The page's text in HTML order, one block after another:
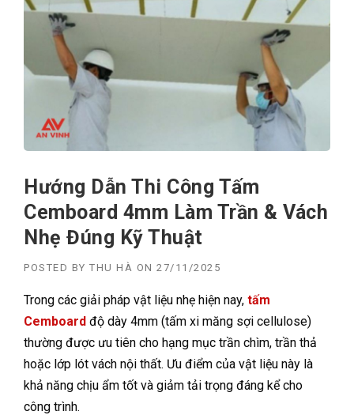
Hướng Dẫn Thi Công Tấm
Cemboard 4mm Làm Trần & Vách
Nhẹ Đúng Kỹ Thuật
POSTED BY THU HÀ ON 27/11/2025
Trong các giải pháp vật liệu nhẹ hiện nay, tấm
Cemboard độ dày 4mm (tấm xi măng sợi cellulose)
thường được ưu tiên cho hạng mục trần chìm, trần thả
hoặc lớp lót vách nội thất. Ưu điểm của vật liệu này là
khả năng chịu ẩm tốt và giảm tải trọng đáng kể cho
công trình.